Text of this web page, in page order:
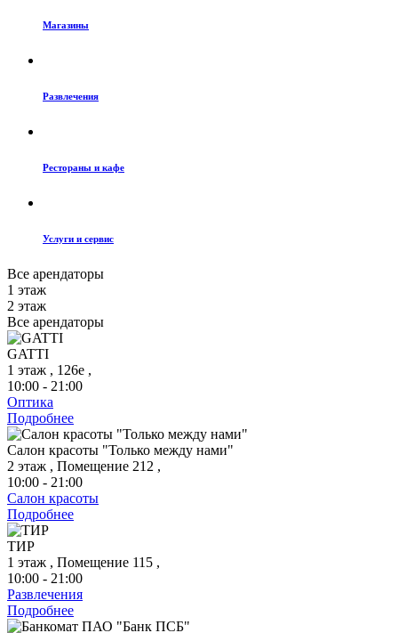
Магазины
Развлечения
Рестораны и кафе
Услуги и сервис
Все арендаторы
1 этаж
2 этаж
Все арендаторы
GATTI
1 этаж , 126е ,
10:00 - 21:00
Оптика
Подробнее
Салон красоты "Только между нами"
2 этаж , Помещение 212 ,
10:00 - 21:00
Салон красоты
Подробнее
ТИР
1 этаж , Помещение 115 ,
10:00 - 21:00
Развлечения
Подробнее